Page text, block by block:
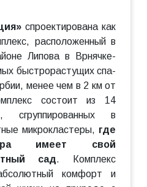
спроектирована как
расположенный в
Липова в Врнячке-
быстрорастущих спа-
менее чем в 2 км от
состоит из 14
сгруппированных в
микрокластеры, где
имеет свой
сад. Комплекс
комфорт и